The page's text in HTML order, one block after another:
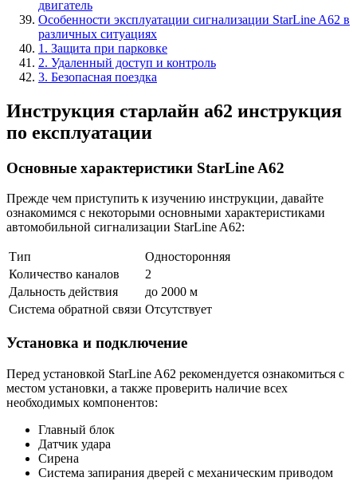
двигатель
Особенности эксплуатации сигнализации StarLine A62 в
различных ситуациях
1. Защита при парковке
2. Удаленный доступ и контроль
3. Безопасная поездка
Инструкция старлайн а62 инструкция
по експлуатации
Основные характеристики StarLine A62
Прежде чем приступить к изучению инструкции, давайте
ознакомимся с некоторыми основными характеристиками
автомобильной сигнализации StarLine A62:
Тип
Односторонняя
Количество каналов
2
Дальность действия
до 2000 м
Система обратной связи Отсутствует
Установка и подключение
Перед установкой StarLine A62 рекомендуется ознакомиться с
местом установки, а также проверить наличие всех
необходимых компонентов:
Главный блок
Датчик удара
Сирена
Система запирания дверей с механическим приводом